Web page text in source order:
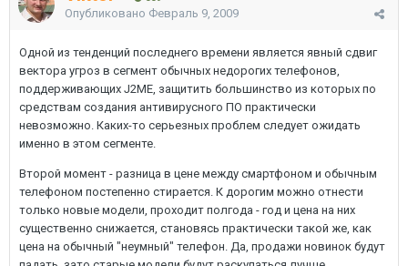
Опубликовано Февраль 9, 2009
Одной из тенденций последнего времени является явный сдвиг
вектора угроз в сегмент обычных недорогих телефонов,
поддерживающих J2ME, защитить большинство из которых по
средствам создания антивирусного ПО практически
невозможно. Каких-то серьезных проблем следует ожидать
именно в этом сегменте.
Второй момент - разница в цене между смартфоном и обычным
телефоном постепенно стирается. К дорогим можно отнести
только новые модели, проходит полгода - год и цена на них
существенно снижается, становясь практически такой же, как
цена на обычный "неумный" телефон. Да, продажи новинок будут